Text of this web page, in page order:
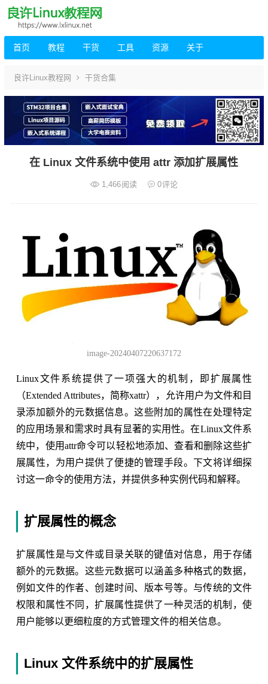
首页 教程 干货 工具 资源 关于
良许Linux教程网 干货合集
在 Linux 文件系统中使用 attr 添加扩展属性
1,466阅读 0评论
image-20240407220637172
Linux文件系统提供了一项强大的机制，即扩展属性
（Extended Attributes，简称xattr），允许用户为文件和目
录添加额外的元数据信息。这些附加的属性在处理特定
的应用场景和需求时具有显著的实用性。在Linux文件系
统中，使用attr命令可以轻松地添加、查看和删除这些扩
展属性，为用户提供了便捷的管理手段。下文将详细探
讨这一命令的使用方法，并提供多种实例代码和解释。
扩展属性的概念
扩展属性是与文件或目录关联的键值对信息，用于存储
额外的元数据。这些元数据可以涵盖多种格式的数据，
例如文件的作者、创建时间、版本号等。与传统的文件
权限和属性不同，扩展属性提供了一种灵活的机制，使
用户能够以更细粒度的方式管理文件的相关信息。
Linux 文件系统中的扩展属性